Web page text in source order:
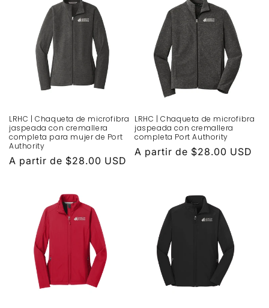
LRHC | Chaqueta de microfibra
jaspeada con cremallera
completa para mujer de Port
Authority
Precio
A partir de $28.00 USD
LRHC | Chaqueta de microfibra
jaspeada con cremallera
completa Port Authority
Precio
A partir de $28.00 USD